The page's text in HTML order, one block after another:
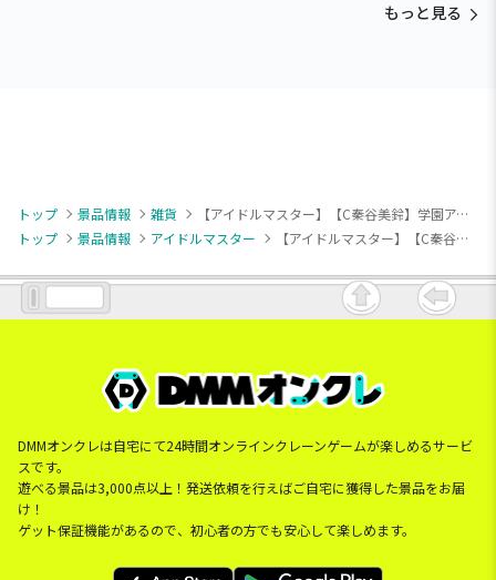
もっと見る
トップ 景品情報 雑貨
【アイドルマスター】【C秦谷美鈴】学園アイドルマスター きゅるぽっぷん アクリル万年カレンダーvol.4
トップ
景品情報 アイドルマスター 【アイドルマスター】【C秦谷美鈴】学園アイドルマスター きゅるぽっぷん アクリル万年カレンダーvol.4
DMMオンクレは自宅にて24時間オンラインクレーンゲームが楽しめるサービ
スです。
遊べる景品は3,000点以上！発送依頼を行えばご自宅に獲得した景品をお届
け！
ゲット保証機能があるので、初心者の方でも安心して楽しめます。